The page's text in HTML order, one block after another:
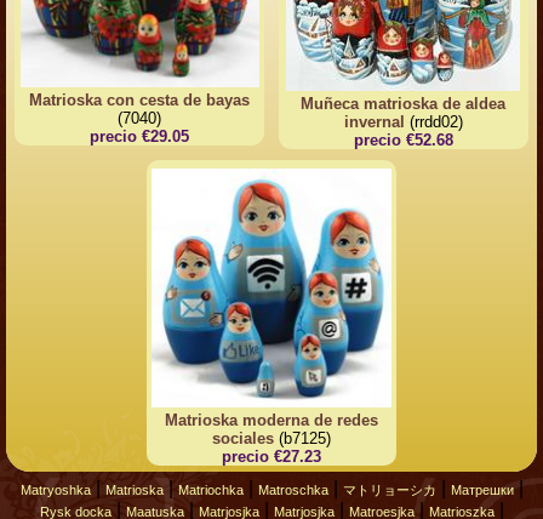
Matrioska con cesta de bayas
(7040)
precio €29.05
Muñeca matrioska de aldea
invernal (rrdd02)
precio €52.68
Matrioska moderna de redes
sociales (b7125)
precio €27.23
Matryoshka| Matrioska| Matriochka| Matroschka| マトリョーシカ Матрешки|
Rysk docka| Maatuska| Matrjosjka| Matrjosjka| Matroesjka| Matrioszka|